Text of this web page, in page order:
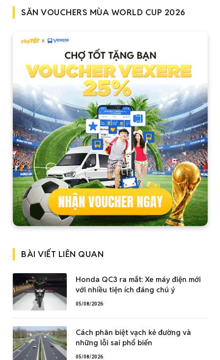
SĂN VOUCHERS MÙA WORLD CUP 2026
BÀI VIẾT LIÊN QUAN
Honda QC3 ra mắt: Xe máy điện mới
với nhiều tiện ích đáng chú ý
05/08/2026
Cách phân biệt vạch kẻ đường và
những lỗi sai phổ biến
05/08/2026